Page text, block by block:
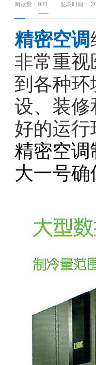
阅读量： 931 发表时间：
精密空调
非常重视
到各种
设、装修
好的运
精密空调
大一号